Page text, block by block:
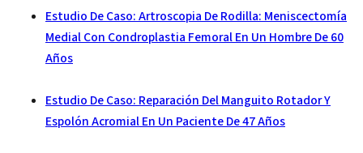
Estudio De Caso: Artroscopia De Rodilla: Meniscectomía
Medial Con Condroplastia Femoral En Un Hombre De 60
Años
Estudio De Caso: Reparación Del Manguito Rotador Y
Espolón Acromial En Un Paciente De 47 Años